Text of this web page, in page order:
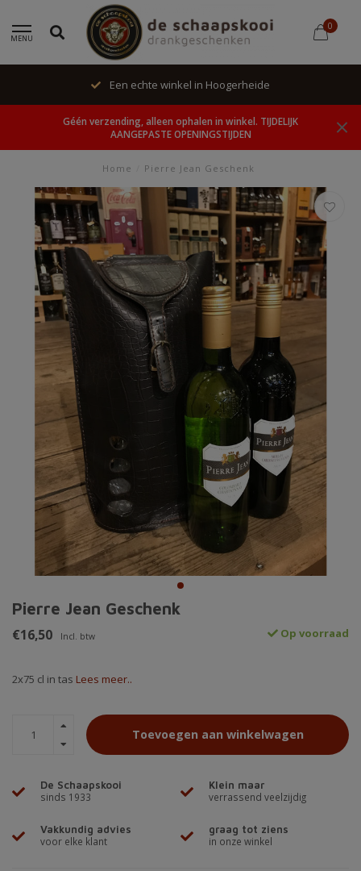
MENU
0
Een echte winkel in Hoogerheide
Géén verzending, alleen ophalen in winkel. TIJDELIJK
AANGEPASTE OPENINGSTIJDEN
Home Pierre Jean Geschenk
Pierre Jean Geschenk
€16,50 Incl. btw Op voorraad
2x75 cl in tas Lees meer..
Toevoegen aan winkelwagen
De Schaapskooi
sinds 1933
Klein maar
verrassend veelzijdig
Vakkundig advies
voor elke klant
graag tot ziens
in onze winkel